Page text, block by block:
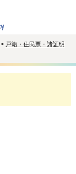
> 戸籍・住民票・諸証明